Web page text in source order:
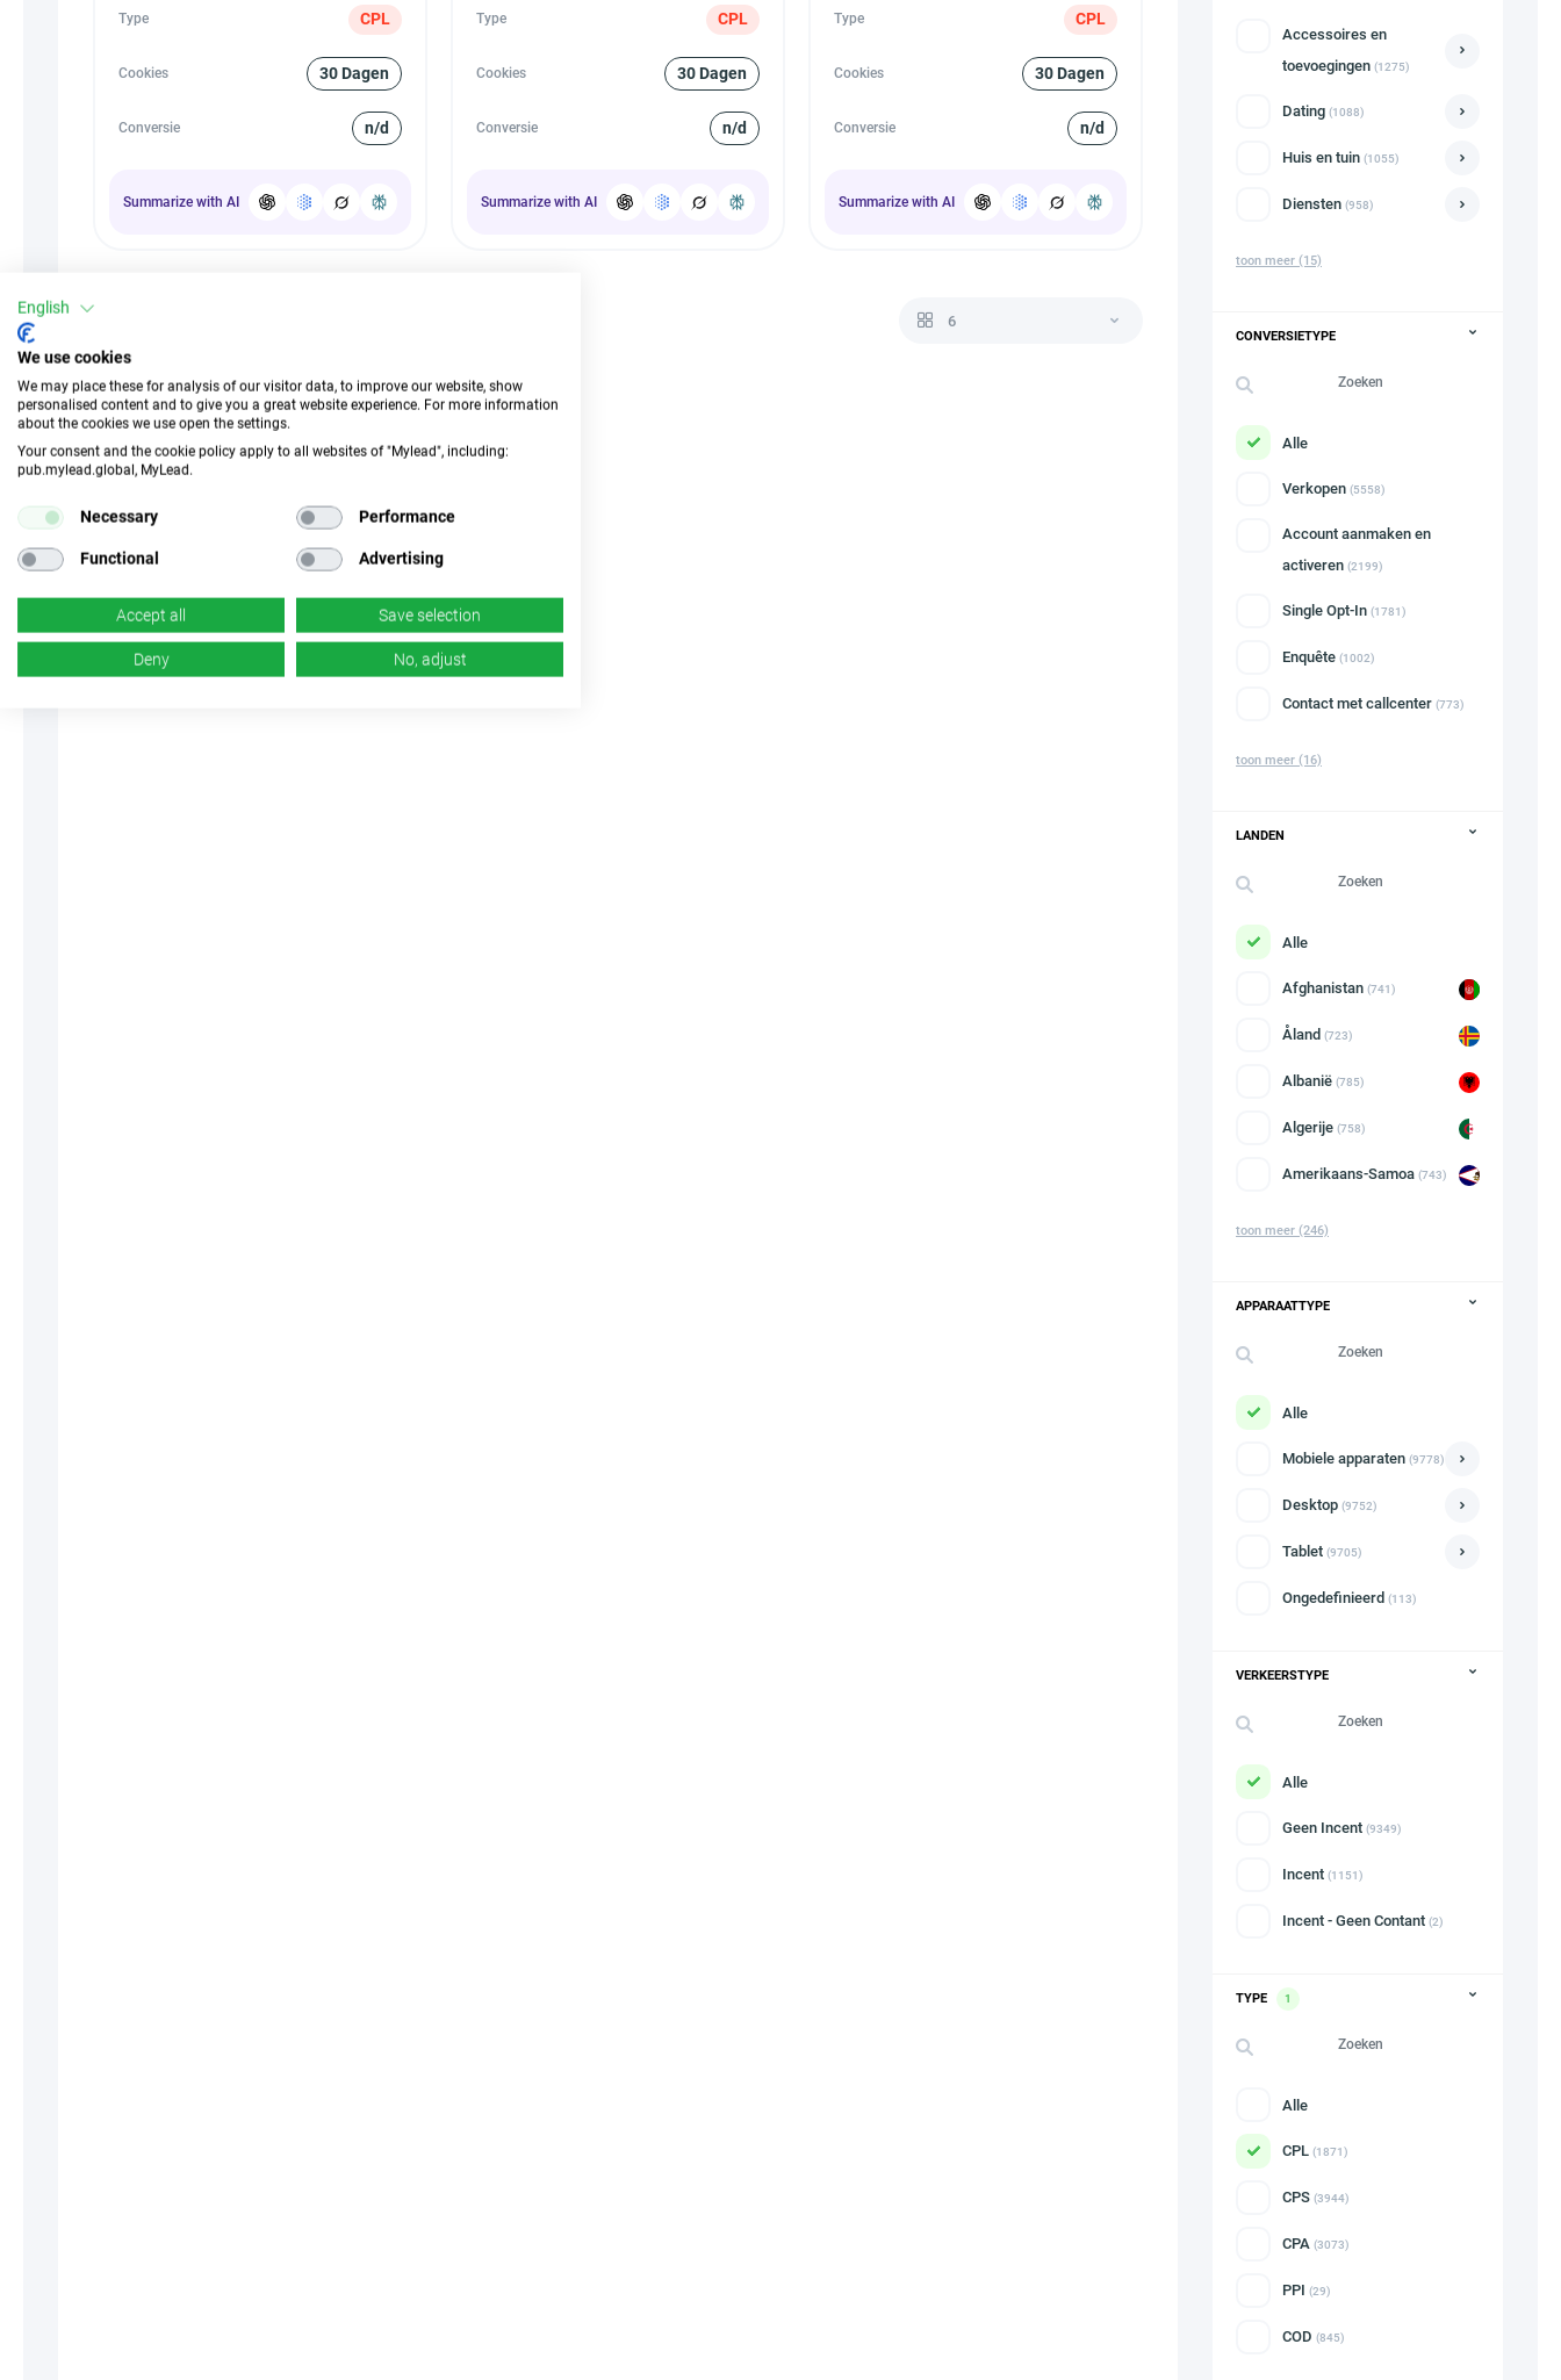
Type CPL
Cookies 30 Dagen
Conversie n/d
Summarize with AI
Type CPL
Cookies 30 Dagen
Conversie n/d
Summarize with AI
Type CPL
Cookies 30 Dagen
Conversie n/d
Summarize with AI
6
Accessoires en
toevoegingen (1275)
Dating (1088)
Huis en tuin (1055)
Diensten (958)
toon meer (15)
CONVERSIETYPE
Alle
Verkopen (5558)
Account aanmaken en
activeren (2199)
Single Opt-In (1781)
Enquête (1002)
Contact met callcenter (773)
toon meer (16)
LANDEN
Alle
Afghanistan (741)
Åland (723)
Albanië (785)
Algerije (758)
Amerikaans-Samoa (743)
toon meer (246)
APPARAATTYPE
Alle
Mobiele apparaten (9778)
Desktop (9752)
Tablet (9705)
Ongedefinieerd (113)
VERKEERSTYPE
Alle
Geen Incent (9349)
Incent (1151)
Incent - Geen Contant (2)
TYPE 1
Alle
CPL (1871)
CPS (3944)
CPA (3073)
PPI (29)
COD (845)
English
We use cookies
We may place these for analysis of our visitor data, to improve our website, show
personalised content and to give you a great website experience. For more information
about the cookies we use open the settings.
Your consent and the cookie policy apply to all websites of "Mylead", including:
pub.mylead.global, MyLead.
Necessary Performance
Functional Advertising
Accept all Save selection
Deny No, adjust